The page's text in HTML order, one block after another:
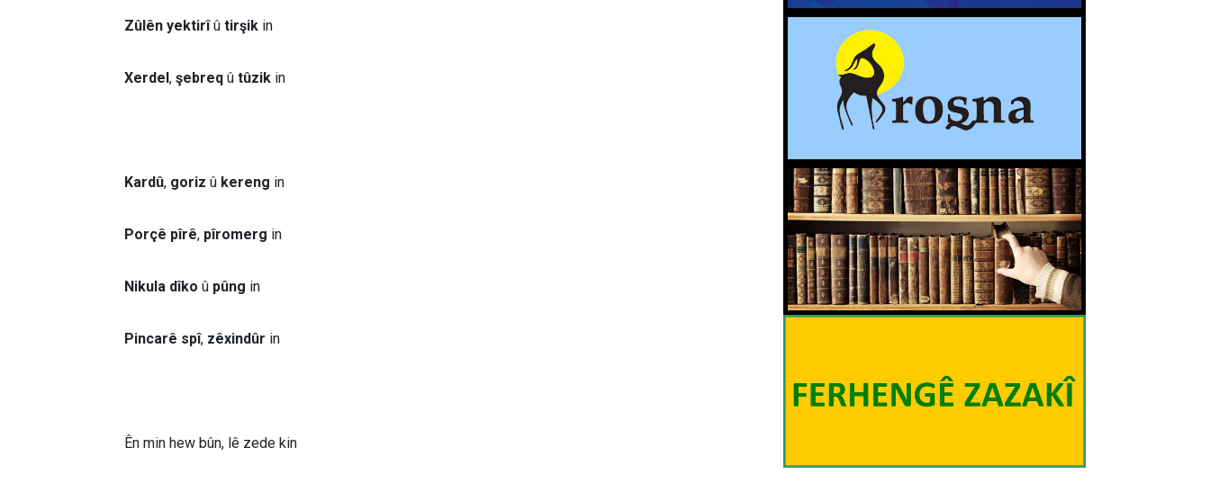
Zûlên yektirîû tirşik in
Xerdel, şebreq û tûzik in
Kardû, goriz û kereng in
Porçê pîrê, pîromerg in
Nikula dîko û pûng in
Pincarê spî, zêxindûr in
Ên min hew bûn, lê zede kin